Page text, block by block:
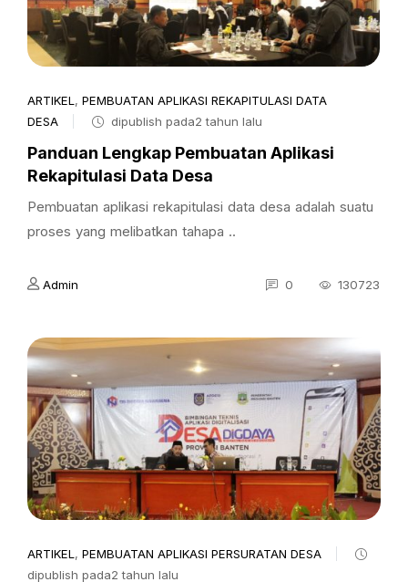
ARTIKEL , PEMBUATAN APLIKASI REKAPITULASI DATA
DESA
dipublish pada2 tahun lalu
Panduan Lengkap Pembuatan Aplikasi
Rekapitulasi Data Desa
Pembuatan aplikasi rekapitulasi data desa adalah suatu
proses yang melibatkan tahapa ..
Admin 0 130723
ARTIKEL , PEMBUATAN APLIKASI PERSURATAN DESA
dipublish pada2 tahun lalu